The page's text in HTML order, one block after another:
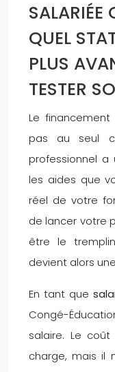
SALARIÉE
QUEL
PLUS
TESTER
Le
pas au seul
professionnel
les aides que
réel de votre
de lancer votre
être le
devient alors
En tant que
Congé-
salaire. Le
charge, mais il